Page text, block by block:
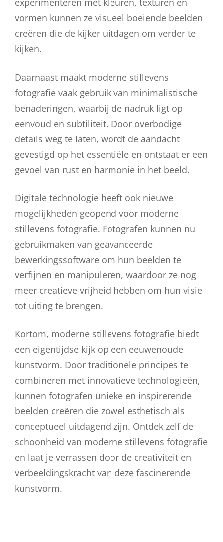
experimenteren met kleuren, texturen en
vormen kunnen ze visueel boeiende beelden
creëren die de kijker uitdagen om verder te
kijken.
Daarnaast maakt moderne stillevens
fotografie vaak gebruik van minimalistische
benaderingen, waarbij de nadruk ligt op
eenvoud en subtiliteit. Door overbodige
details weg te laten, wordt de aandacht
gevestigd op het essentiële en ontstaat er een
gevoel van rust en harmonie in het beeld.
Digitale technologie heeft ook nieuwe
mogelijkheden geopend voor moderne
stillevens fotografie. Fotografen kunnen nu
gebruikmaken van geavanceerde
bewerkingssoftware om hun beelden te
verfijnen en manipuleren, waardoor ze nog
meer creatieve vrijheid hebben om hun visie
tot uiting te brengen.
Kortom, moderne stillevens fotografie biedt
een eigentijdse kijk op een eeuwenoude
kunstvorm. Door traditionele principes te
combineren met innovatieve technologieën,
kunnen fotografen unieke en inspirerende
beelden creëren die zowel esthetisch als
conceptueel uitdagend zijn. Ontdek zelf de
schoonheid van moderne stillevens fotografie
en laat je verrassen door de creativiteit en
verbeeldingskracht van deze fascinerende
kunstvorm.